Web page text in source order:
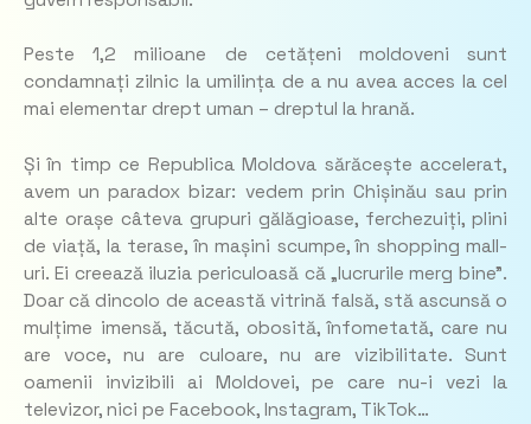
Peste 1,2 milioane de cetățeni moldoveni sunt
condamnați zilnic la umilința de a nu avea acces la cel
mai elementar drept uman – dreptul la hrană.
Și în timp ce Republica Moldova sărăcește accelerat,
avem un paradox bizar: vedem prin Chișinău sau prin
alte orașe câteva grupuri gălăgioase, ferchezuiți, plini
de viață, la terase, în mașini scumpe, în shopping mall-
uri. Ei creează iluzia periculoasă că „lucrurile merg bine”.
Doar că dincolo de această vitrină falsă, stă ascunsă o
mulțime imensă, tăcută, obosită, înfometată, care nu
are voce, nu are culoare, nu are vizibilitate. Sunt
oamenii invizibili ai Moldovei, pe care nu-i vezi la
televizor, nici pe Facebook, Instagram, TikTok…